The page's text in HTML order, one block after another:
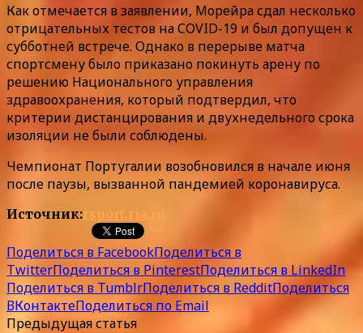
Как отмечается в заявлении, Морейра сдал несколько
отрицательных тестов на COVID-19 и был допущен к
субботней встрече. Однако в перерыве матча
спортсмену было приказано покинуть арену по
решению Национального управления
здравоохранения, который подтвердил, что
критерии дистанцирования и двухнедельного срока
изоляции не были соблюдены.
Чемпионат Португалии возобновился в начале июня
после паузы, вызванной пандемией коронавируса.
Источник:rsport.ria.ru
Поделиться в FacebookПоделиться в
TwitterПоделиться в PinterestПоделиться в LinkedIn
Поделиться в TumblrПоделиться в RedditПоделиться
ВКонтактеПоделиться по Email
Предыдущая статья